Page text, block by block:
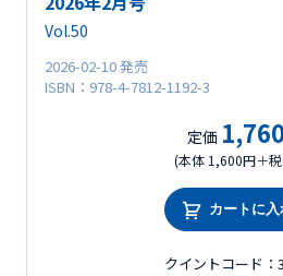
Vol.50
2026-02-10 発売
ISBN：978-4-7812-1192-3
定価
(本体 1,600円＋
カートに入
クイントコード：